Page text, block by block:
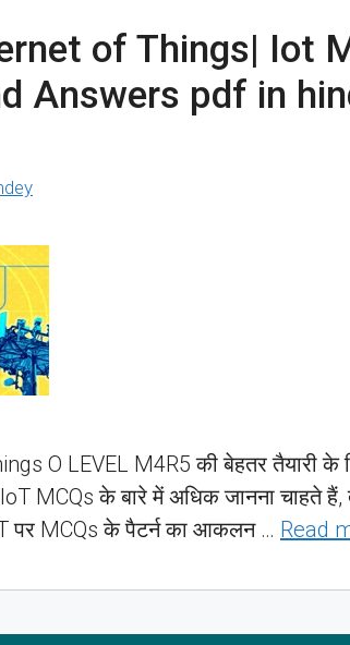
of Things| Iot
Answers pdf in
O LEVEL M4R5 की बेहतर तैयारी के
MCQs के बारे में अधिक जानना चाहते हैं,
पर MCQs के पैटर्न का आकलन … Read